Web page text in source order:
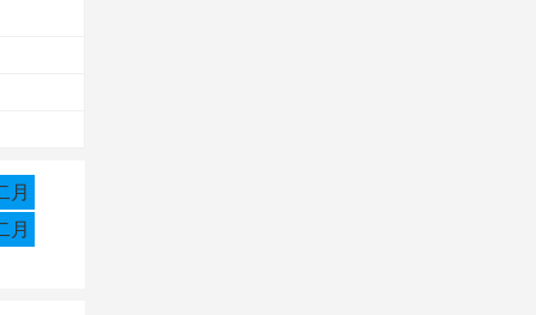
月
月